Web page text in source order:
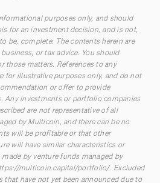
purposes only, and should
for an investment decision, and is not,
be, complete. The contents herein are
or tax advice. You should
those matters. References to any
for illustrative purposes only, and do not
or offer to provide
Any investments or portfolio companies
are not representative of all
by Multicoin, and there can be no
will be profitable or that other
will have similar characteristics or
by venture funds managed by
multicoin.capital/portfolio/. Excluded
have not yet been announced due to